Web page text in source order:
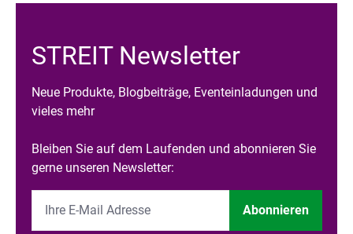
STREIT Newsletter
Neue Produkte, Blogbeiträge, Eventeinladungen und
vieles mehr
Bleiben Sie auf dem Laufenden und abonnieren Sie
gerne unseren Newsletter:
Abonnieren